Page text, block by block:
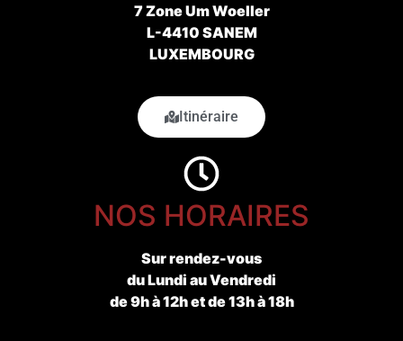
7 Zone Um Woeller
L-4410 SANEM
LUXEMBOURG
Itinéraire
NOS HORAIRES
Sur rendez-vous
du Lundi au Vendredi
de 9h à 12h et de 13h à 18h